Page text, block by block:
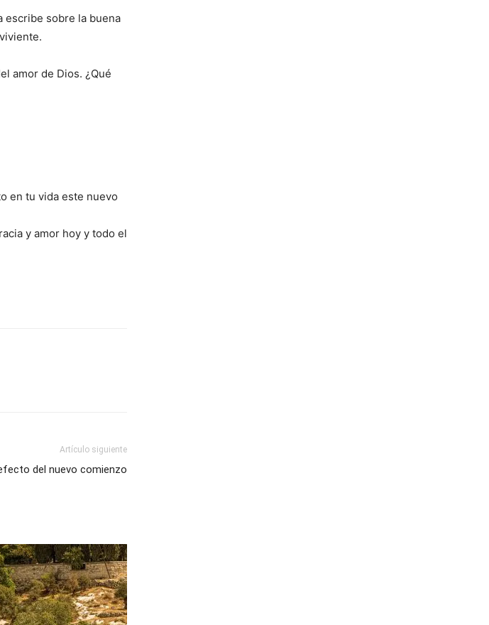
escribe sobre la buena
amor de Dios. ¿Qué
en tu vida este nuevo
y amor hoy y todo el
Artículo siguiente
del nuevo comienzo